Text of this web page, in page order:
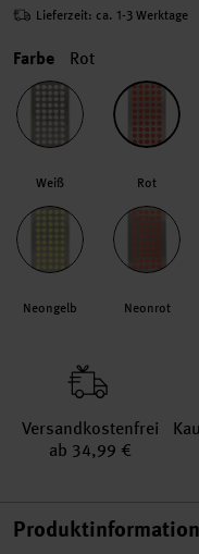
Lieferzeit: ca. 1-3 Werktage
Farbe Rot
Weiß Rot
Neongelb Neonrot
Versand­kosten­frei
ab 34,99 €
Produktinformation